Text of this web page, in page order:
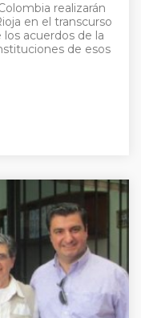
realizarán
en el transcurso
acuerdos de la
de esos